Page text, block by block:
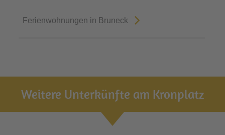
Ferienwohnungen in Bruneck
Weitere Unterkünfte am Kronplatz